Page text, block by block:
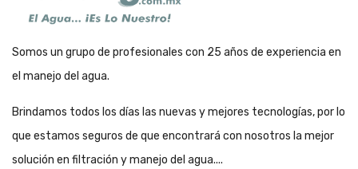
Somos un grupo de profesionales con 25 años de experiencia en
el manejo del agua.
Brindamos todos los días las nuevas y mejores tecnologías, por lo
que estamos seguros de que encontrará con nosotros la mejor
solución en filtración y manejo del agua....